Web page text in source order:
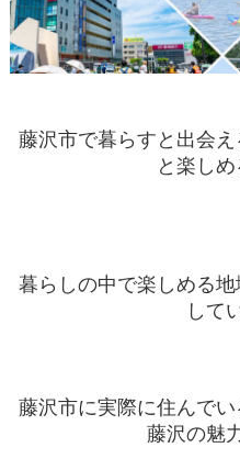
藤沢市で暮らすと出会
と楽し
暮らしの中で楽しめる
して
藤沢市に実際に住んで
藤沢の魅